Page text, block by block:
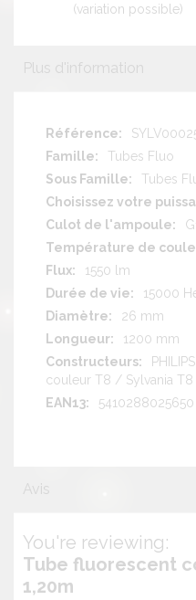
(variation possible)
Plus d'information
Plus
d'informationTubes Fluo
Tubes
1550 lm
15000
26 mm
1200 mm
couleur T8 / Sylvania
5410288025650
Avis
You're reviewing:
Tube fluorescent
1,20m